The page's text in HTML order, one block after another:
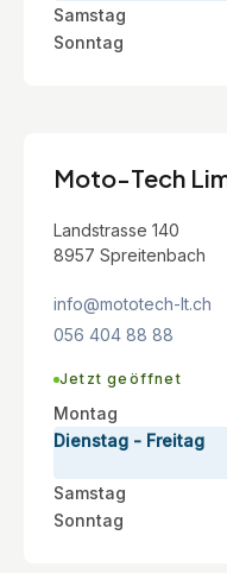
Samstag
Sonntag
Moto-Tech
Landstrasse 140
8957 Spreitenbach
info@mototech-lt.ch
056 404 88 88
Jetzt geöffnet
Montag
Dienstag - Freitag
Samstag
Sonntag